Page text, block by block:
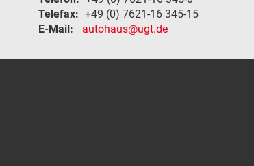
Telefax: +49 (0) 7621-16 345-15
E-Mail:
autohaus@ugt.de